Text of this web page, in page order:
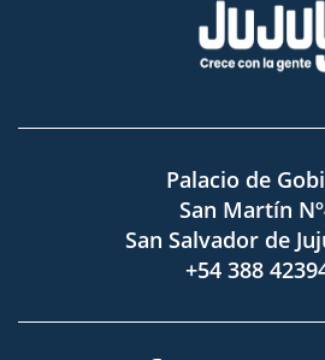
Palacio de
San Martín
San Salvador de
+54 388